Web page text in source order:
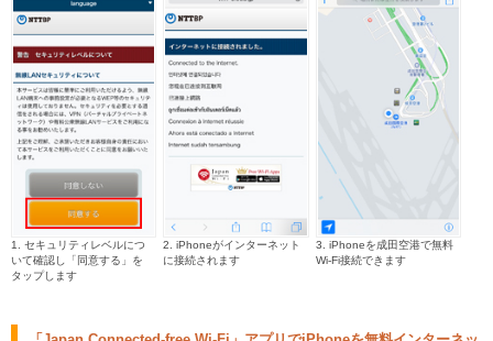
1. セキュリティレベルにつ
いて確認し「同意する」を
タップします
2. iPhoneがインターネット
に接続されます
3. iPhoneを成田空港で無料
Wi-Fi接続できます